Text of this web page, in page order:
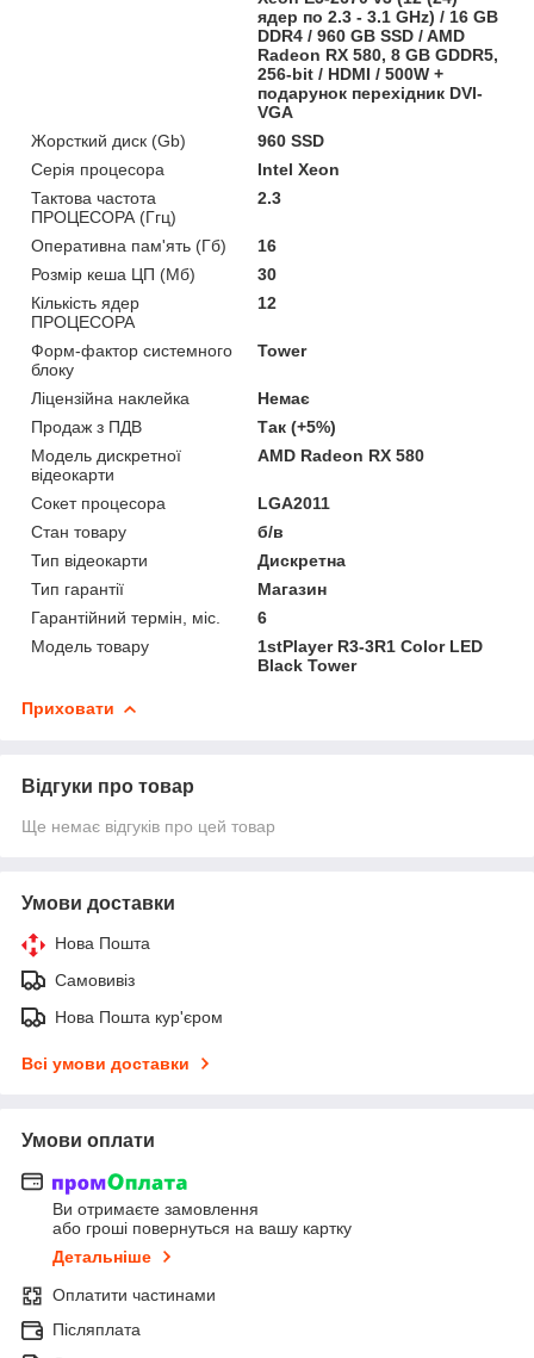
ядер по 2.3 - 3.1 GHz) / 16 GB
DDR4 / 960 GB SSD / AMD
Radeon RX 580, 8 GB GDDR5,
256-bit / HDMI / 500W +
подарунок перехідник DVI-
VGA
Жорсткий диск (Gb)
960 SSD
Серія процесора
Intel Xeon
Тактова частота
ПРОЦЕСОРА (Ггц)
2.3
Оперативна пам'ять (Гб)
16
Розмір кеша ЦП (Мб)
30
Кількість ядер
ПРОЦЕСОРА
12
Форм-фактор системного
блоку
Tower
Ліцензійна наклейка
Немає
Продаж з ПДВ
Так (+5%)
Модель дискретної
відеокарти
AMD Radeon RX 580
Сокет процесора
LGA2011
Стан товару
б/в
Тип відеокарти
Дискретна
Тип гарантії
Магазин
Гарантійний термін, міс.
6
Модель товару
1stPlayer R3-3R1 Color LED
Black Tower
Приховати
Відгуки про товар
Ще немає відгуків про цей товар
Умови доставки
Нова Пошта
Самовивіз
Нова Пошта кур'єром
Всі умови доставки
Умови оплати
Ви отримаєте замовлення
або гроші повернуться на вашу картку
Детальніше
Оплатити частинами
Післяплата